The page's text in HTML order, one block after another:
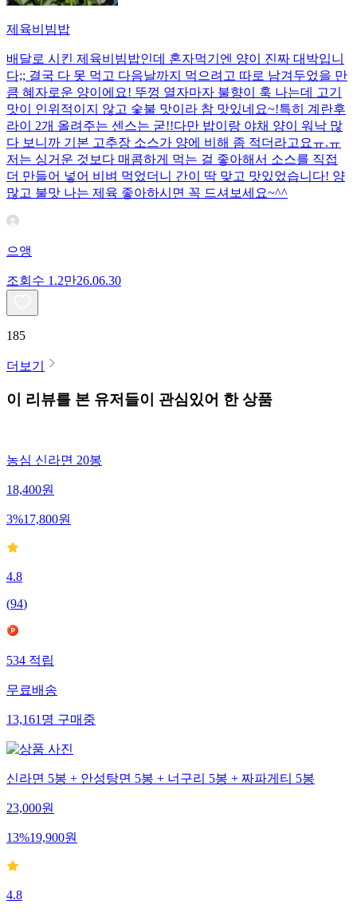
제육비빔밥
배달로 시킨 제육비빔밥인데 혼자먹기엔 양이 진짜 대박입니
다;; 결국 다 못 먹고 다음날까지 먹으려고 따로 남겨두었을 만
큼 혜자로운 양이에요! 뚜껑 열자마자 불향이 훅 나는데 고기
맛이 인위적이지 않고 숯불 맛이라 참 맛있네요~!특히 계란후
라이 2개 올려주는 센스는 굳!! ​다만 밥이랑 야채 양이 워낙 많
다 보니까 기본 고추장 소스가 양에 비해 좀 적더라고요ㅠ.ㅠ
저는 싱거운 것보다 매콤하게 먹는 걸 좋아해서 소스를 직접
더 만들어 넣어 비벼 먹었더니 간이 딱 맞고 맛있었습니다! 양
많고 불맛 나는 제육 좋아하시면 꼭 드셔보세요~^^
으앵
조회수 1.2만26.06.30
185
더보기
이 리뷰를 본 유저들이 관심있어 한 상품
농심 신라면 20봉
18,400원
3%17,800원
4.8
(94)
534 적립
무료배송
13,161 명 구매중
신라면 5봉 + 안성탕면 5봉 + 너구리 5봉 + 짜파게티 5봉
23,000원
13%19,900원
4.8